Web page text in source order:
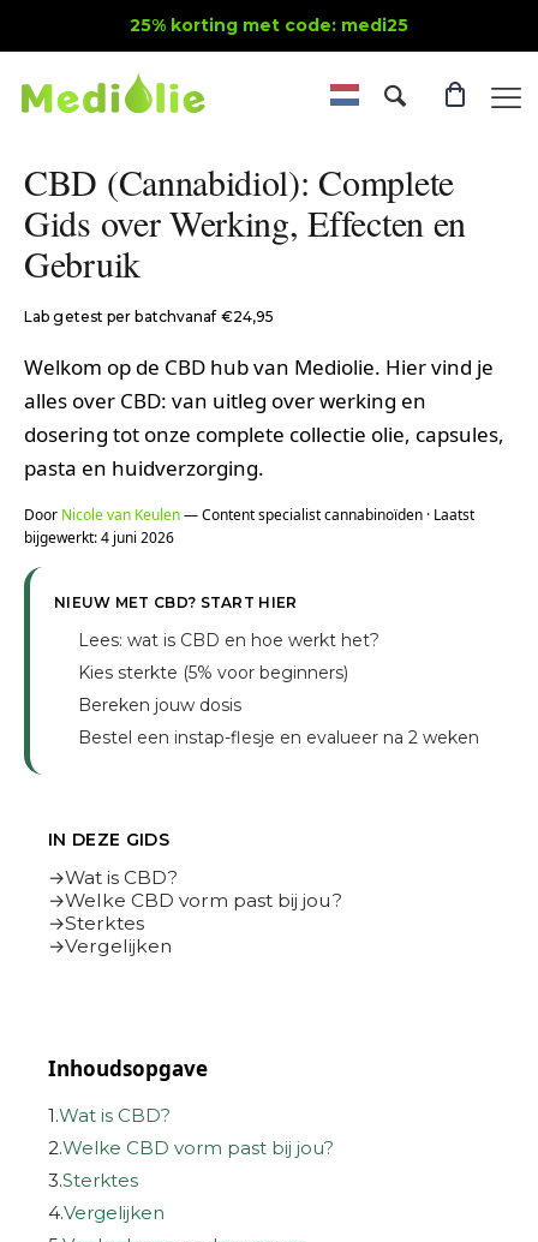
25% korting met code: medi25
CBD (Cannabidiol): Complete
Gids over Werking, Effecten en
Gebruik
Lab getest per batchvanaf €24,95
Welkom op de CBD hub van Mediolie. Hier vind je
alles over CBD: van uitleg over werking en
dosering tot onze complete collectie olie, capsules,
pasta en huidverzorging.
Door Nicole van Keulen— Content specialist cannabinoïden · Laatst
bijgewerkt: 4 juni 2026
NIEUW MET CBD? START HIER
Lees: wat is CBD en hoe werkt het?
Kies sterkte (5% voor beginners)
Bereken jouw dosis
Bestel een instap-flesje en evalueer na 2 weken
IN DEZE GIDS
Wat is CBD?
Welke CBD vorm past bij jou?
Sterktes
Vergelijken
Inhoudsopgave
1.Wat is CBD?
2.Welke CBD vorm past bij jou?
3.Sterktes
4.Vergelijken